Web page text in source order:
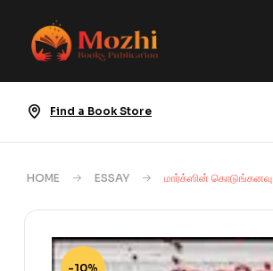
Find a Book Store
HOME ESSAY மார்க்ஸின் கொடுங்கனவு
-10%